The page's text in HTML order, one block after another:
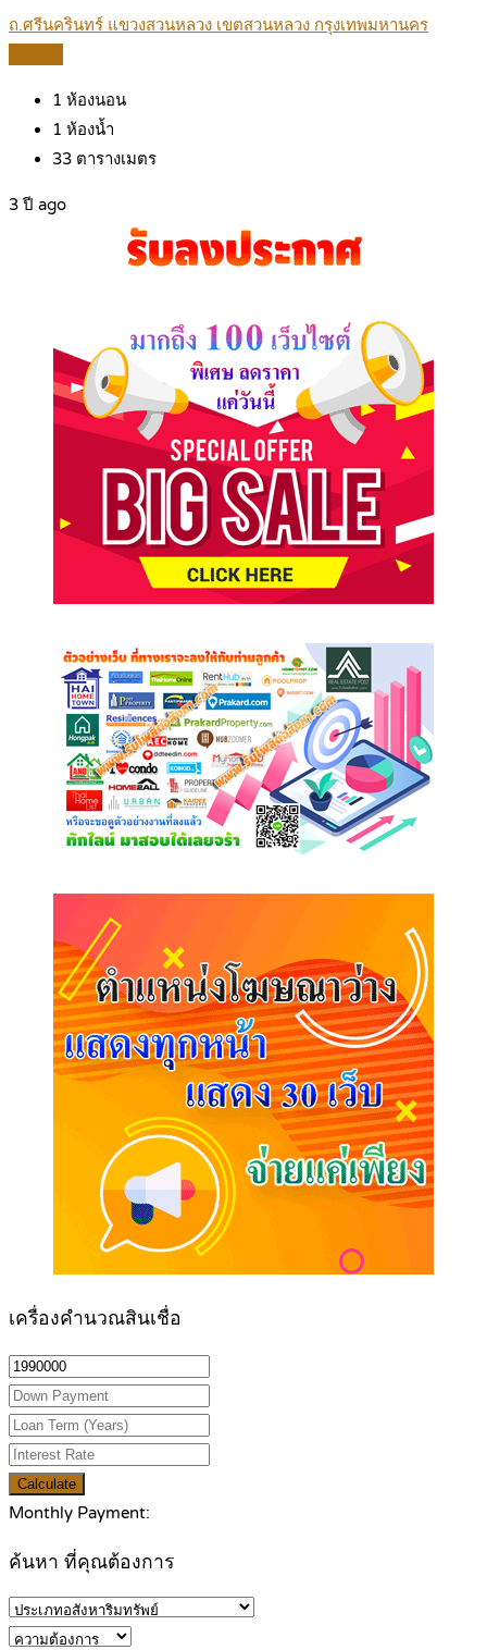
ถ.ศรีนครินทร์ แขวงสวนหลวง เขตสวนหลวง กรุงเทพมหานคร
1 ห้องนอน
1 ห้องน้ำ
33 ตารางเมตร
3 ปี ago
เครื่องคำนวณสินเชื่อ
Calculate
Monthly Payment:
ค้นหา ที่คุณต้องการ